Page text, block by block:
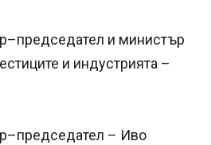
и министър
и индустрията –
– Иво